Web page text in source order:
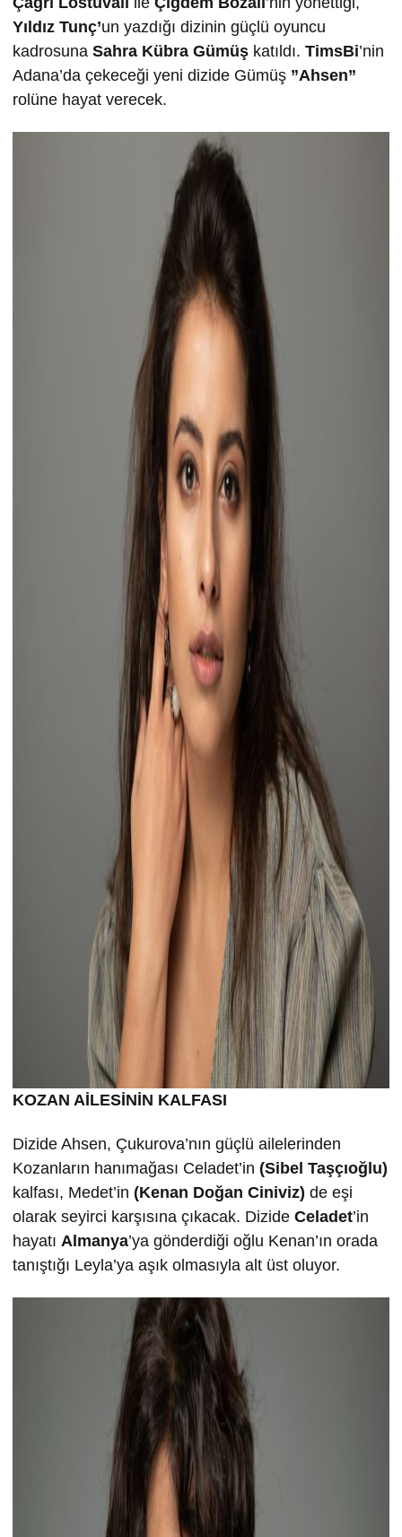
Yıldız Tunç’un yazdığı dizinin güçlü oyuncu
kadrosuna Sahra Kübra Gümüş katıldı. TimsBi’nin
Adana’da çekeceği yeni dizide Gümüş ”Ahsen”
rolüne hayat verecek.
KOZAN AİLESİNİN KALFASI
Dizide Ahsen, Çukurova’nın güçlü ailelerinden
Kozanların hanımağası Celadet’in (Sibel Taşçıoğlu)
kalfası, Medet’in (Kenan Doğan Ciniviz) de eşi
olarak seyirci karşısına çıkacak. Dizide Celadet’in
hayatı Almanya’ya gönderdiği oğlu Kenan’ın orada
tanıştığı Leyla’ya aşık olmasıyla alt üst oluyor.